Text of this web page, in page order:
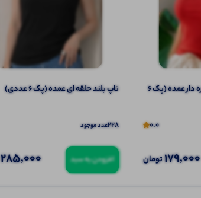
تاپ ۲ بندی نواری پهن قواره دار عمده (پک 6
0.0
179,000تومان
تاپ بلند حلقه ای عمده (پک 6 عددی)
228عدد موجود
افزودن به سبد 285,000